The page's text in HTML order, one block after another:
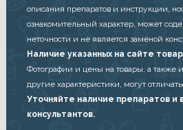
описания препаратов и инструкции,
ознакомительный характер, может
неточности и не является заменой
Наличие указанных на сайте
Фотографии и цены на товары, а также
другие характеристики, могут
Уточняйте наличие препаратов и
консультантов.